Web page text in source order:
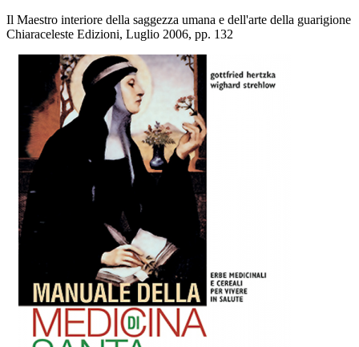
Il Maestro interiore della saggezza umana e dell'arte della guarigione
Chiaraceleste Edizioni, Luglio 2006, pp. 132